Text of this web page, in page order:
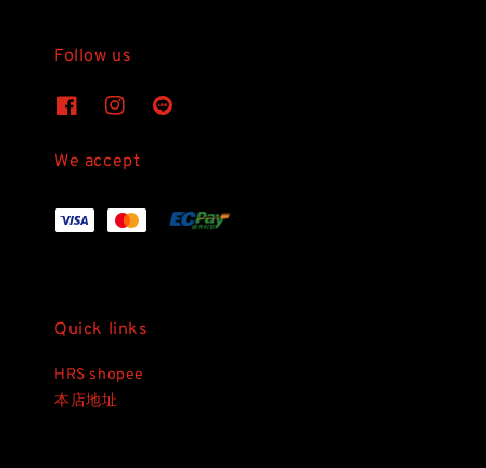
Follow us
We accept
Quick links
HRS shopee
本店地址